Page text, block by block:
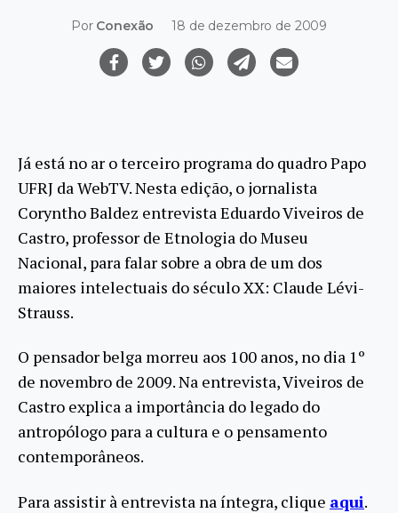
Por Conexão 18 de dezembro de 2009
Já está no ar o terceiro programa do quadro Papo
UFRJ da WebTV. Nesta edição, o jornalista
Coryntho Baldez entrevista Eduardo Viveiros de
Castro, professor de Etnologia do Museu
Nacional, para falar sobre a obra de um dos
maiores intelectuais do século XX: Claude Lévi-
Strauss.
O pensador belga morreu aos 100 anos, no dia 1º
de novembro de 2009. Na entrevista, Viveiros de
Castro explica a importância do legado do
antropólogo para a cultura e o pensamento
contemporâneos.
Para assistir à entrevista na íntegra, clique aqui.